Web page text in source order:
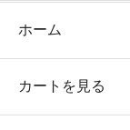
ホーム
カートを見る